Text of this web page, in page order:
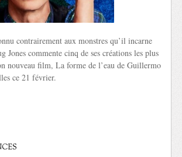
contrairement aux monstres qu’il incarne
Jones commente cinq de ses créations les plus
nouveau film, La forme de l’eau de Guillermo
ce 21 février.